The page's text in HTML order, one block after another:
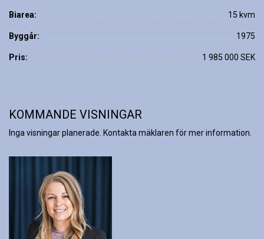
Biarea: 15 kvm
Byggår: 1975
Pris: 1 985 000 SEK
KOMMANDE VISNINGAR
Inga visningar planerade. Kontakta mäklaren för mer information.